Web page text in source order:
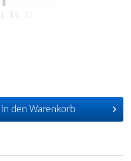
In denWarenkorb